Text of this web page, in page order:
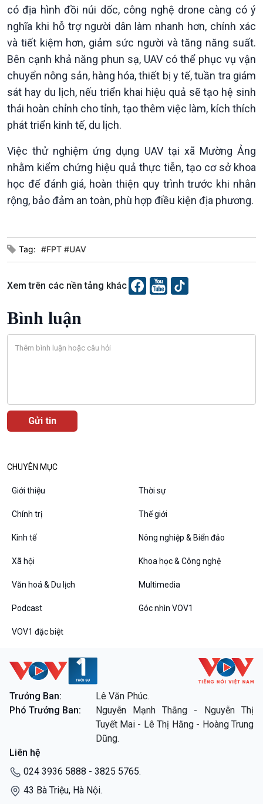
Văn hoá & Du lịch
Tin Văn hoá & Du lịch
Câu chuyện Thể thao
Multimedia
Ảnh
E-Magazine
Podcast
Bình luận
Diễn đàn chủ nhật
Thanh âm ký sự
Các chương trình đặc biệt
có địa hình đồi núi dốc, công nghệ drone càng có ý
nghĩa khi hỗ trợ người dân làm nhanh hơn, chính xác
và tiết kiệm hơn, giảm sức người và tăng năng suất.
Bên cạnh khả năng phun sạ, UAV có thể phục vụ vận
chuyển nông sản, hàng hóa, thiết bị y tế, tuần tra giám
sát hay du lịch, nếu triển khai hiệu quả sẽ tạo hệ sinh
thái hoàn chỉnh cho tỉnh, tạo thêm việc làm, kích thích
phát triển kinh tế, du lịch.
Việc thử nghiệm ứng dụng UAV tại xã Mường Ảng
nhằm kiểm chứng hiệu quả thực tiễn, tạo cơ sở khoa
học để đánh giá, hoàn thiện quy trình trước khi nhân
rộng, bảo đảm an toàn, phù hợp điều kiện địa phương.
Tag: #FPT #UAV
Xem trên các nền tảng khác
Bình luận
CHUYÊN MỤC
Giới thiệu Thời sự
Chính trị Thế giới
Kinh tế Nông nghiệp & Biển đảo
Xã hội Khoa học & Công nghệ
Văn hoá & Du lịch Multimedia
Podcast Góc nhìn VOV1
VOV1 đặc biệt
Trưởng Ban:
Lê Văn Phúc.
Phó Trưởng Ban:
Nguyễn Mạnh Thắng - Nguyễn Thị
Tuyết Mai - Lê Thị Hằng - Hoàng Trung
Dũng.
Liên hệ
024 3936 5888 - 3825 5765.
43 Bà Triệu, Hà Nội.